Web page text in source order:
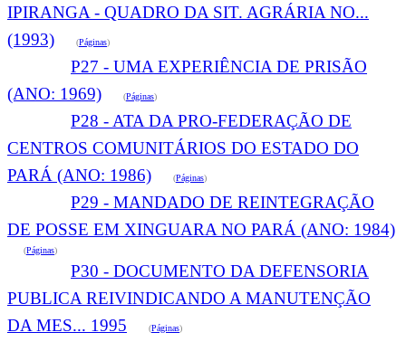
IPIRANGA - QUADRO DA SIT. AGRÁRIA NO...
(1993) (Páginas)
P27 - UMA EXPERIÊNCIA DE PRISÃO
(ANO: 1969) (Páginas)
P28 - ATA DA PRO-FEDERAÇÃO DE
CENTROS COMUNITÁRIOS DO ESTADO DO
PARÁ (ANO: 1986) (Páginas)
P29 - MANDADO DE REINTEGRAÇÃO
DE POSSE EM XINGUARA NO PARÁ (ANO: 1984)
(Páginas)
P30 - DOCUMENTO DA DEFENSORIA
PUBLICA REIVINDICANDO A MANUTENÇÃO
DA MES... 1995 (Páginas)